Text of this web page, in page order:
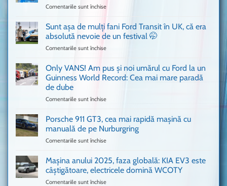
văzut
Comentariile sunt închise
a
adus
în
mașină
Ferrari
Sunt așa de mulți fani Ford Transit în UK, că era
absolută nevoie de un festival 🤭
Comentariile sunt închise
de
mulți
în
UK,
că
nevoie
de
Only VANS! Am pus și noi umărul cu Ford la un
Guinness World Record: Cea mai mare paradă
de dube
Comentariile sunt închise
Am
pus
umărul
cu
Porsche 911 GT3, cea mai rapidă mașină cu
manuală de pe Nurburgring
Comentariile sunt închise
911
GT3,
cea
Mașina anului 2025, faza globală: KIA EV3 este
câștigătoare, electricele domină WCOTY
Comentariile sunt închise